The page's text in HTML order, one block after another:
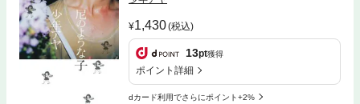
1,430(税込)
13pt獲得
ポイント詳細
dカード利用でさらにポイント+2%